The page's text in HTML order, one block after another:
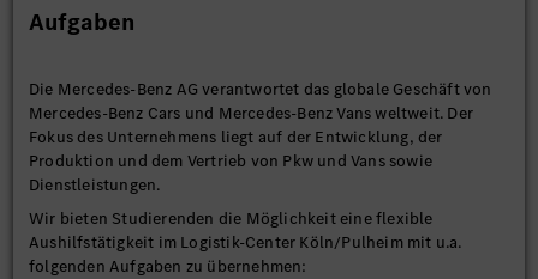
Aufgaben
Die Mercedes-Benz AG verantwortet das globale Geschäft von
Mercedes-Benz Cars und Mercedes-Benz Vans weltweit. Der
Fokus des Unternehmens liegt auf der Entwicklung, der
Produktion und dem Vertrieb von Pkw und Vans sowie
Dienstleistungen.
Wir bieten Studierenden die Möglichkeit eine flexible
Aushilfstätigkeit im Logistik-Center Köln/Pulheim mit u.a.
folgenden Aufgaben zu übernehmen: